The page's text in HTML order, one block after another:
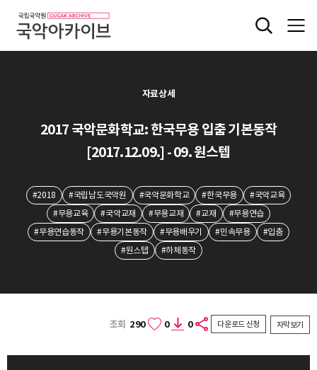
자료상세
2017 국악문화학교: 한국무용 입춤 기본동작
[2017.12.09.] - 09. 원스텝
#2018 #국립남도국악원 #국악문화학교 #한국무용
#국악교육
#무용교육
#국악교재 #무용교재 #교재
#무용연습
#무용연습동작
#무용기본동작 #무용배우기 #민속무용
#입춤
#원스텝
#하체동작
조회 290 0 0 다운로드 신청 자막보기